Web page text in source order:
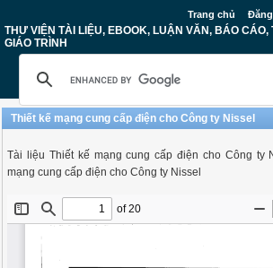
Trang chủ
THƯ VIỆN TÀI LIỆU, EBOOK, LUẬN VĂN, BÁO CÁO,
GIÁO TRÌNH
Thiết kế mạng cung cấp điện cho Công ty Nissel
Tài liệu Thiết kế mạng cung cấp điện cho Công ty
mạng cung cấp điện cho Công ty Nissel